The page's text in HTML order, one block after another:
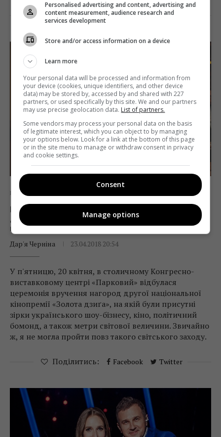
Поділитись: Facebook Twitter
Кіно
Місце зустрічі змінити не можна: «Дуся»
дізналася, як пройшла церемонія
нагородження премією «Золота дзиґа»
Дар'я Черніна
23.04.2018 20:54
У п'ятницю, 20 квітня, в столичному Конгресно-
виставковому центрі «Парковий» відбулася
церемонія вручення нагород другої національної
кінопремії «Золота дзиґа», на якій були присутні
зірки українського шоу-бізнесу, кіно, політичний
бомонд, а також метри світової величини. Звичайно
ж, я не могла пройти повз такого світського заходу.
Поділитись: Facebook Twitter
Personalised advertising and content, advertising and
content measurement, audience research and
services development
Store and/or access information on a device
Learn more
Your personal data will be processed and information from
your device (cookies, unique identifiers, and other device
data) may be stored by, accessed by and shared with 227
partners, or used specifically by this site. We and our partners
may use precise geolocation data. List of partners.
Some vendors may process your personal data on the basis
of legitimate interest, which you can object to by managing
your options below. Look for a link at the bottom of this page
or in the site menu to manage or withdraw consent in privacy
and cookie settings.
Consent
Manage options